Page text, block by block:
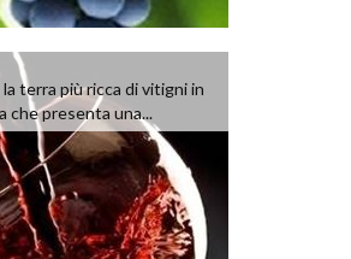
la terra più ricca di vitigni in
che presenta una...